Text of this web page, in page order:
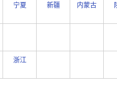
宁夏 新疆 内蒙古
浙江